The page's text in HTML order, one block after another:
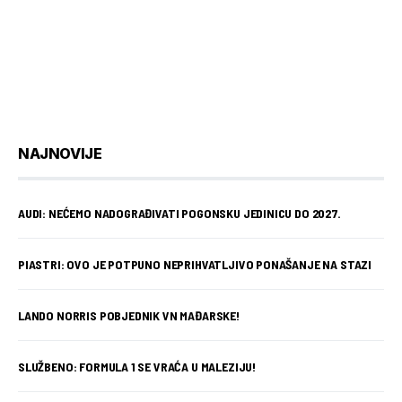
NAJNOVIJE
AUDI: NEĆEMO NADOGRAĐIVATI POGONSKU JEDINICU DO 2027.
PIASTRI: OVO JE POTPUNO NEPRIHVATLJIVO PONAŠANJE NA STAZI
LANDO NORRIS POBJEDNIK VN MAĐARSKE!
SLUŽBENO: FORMULA 1 SE VRAĆA U MALEZIJU!